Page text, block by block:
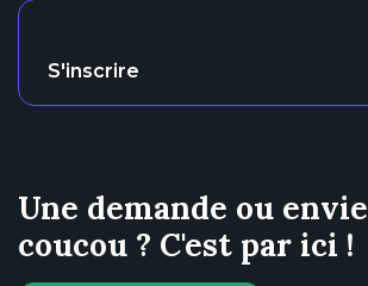
S'inscrire
Une demande ou
coucou ? C'est par ici !